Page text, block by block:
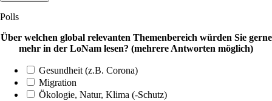
Polls
Über welchen global relevanten Themenbereich würden Sie gerne
mehr in der LoNam lesen? (mehrere Antworten möglich)
Gesundheit (z.B. Corona)
Migration
Ökologie, Natur, Klima (-Schutz)